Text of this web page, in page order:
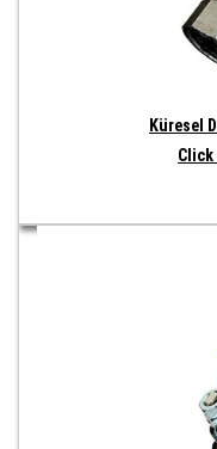
Küresel